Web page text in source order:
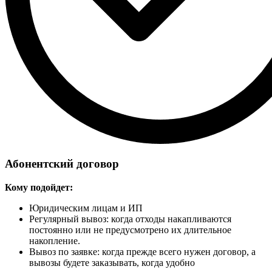
Абонентский договор
Кому подойдет:
Юридическим лицам и ИП
Регулярный вывоз: когда отходы накапливаются
постоянно или не предусмотрено их длительное
накопление.
Вывоз по заявке: когда прежде всего нужен договор, а
вывозы будете заказывать, когда удобно